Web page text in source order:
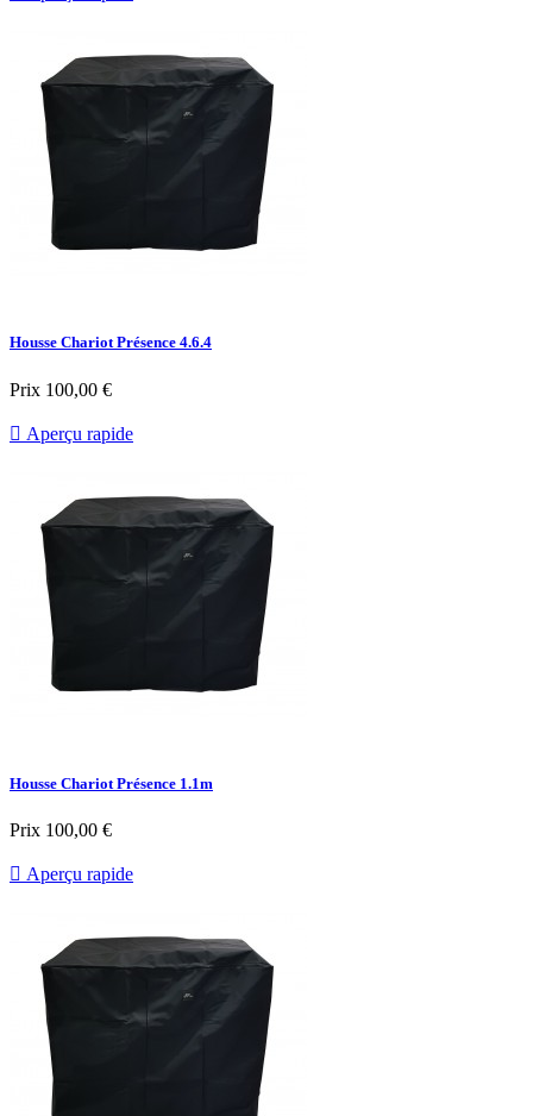
Housse Chariot Présence 4.6.4
Prix 100,00 €
 Aperçu rapide
Housse Chariot Présence 1.1m
Prix 100,00 €
 Aperçu rapide